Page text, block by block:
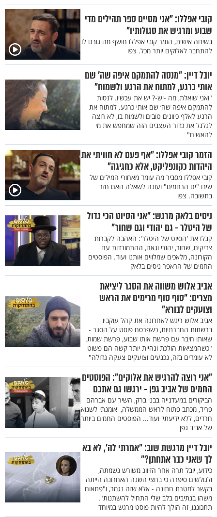
קובי אפללו: "אני מסיים ספר תהילים מדי
שבוע ומרגיש את סגולותיו"
בשיחה אישית, הזמר קובי אפללו חושף מה גורם לו
להתחבר לאלוקים יותר מכל. צפו
יובל דיין: "מנסה להתמקם איפה שה’ שם
אותי כרגע, למתוח את הרגע ולשמוח"
"ואני שואלת, מה -יש-? יש את עכשיו. לנסות
להתמקם איפה שה׳ שם אותי כרגע. למתוח את
הרגע לאלף כיוונים טובים ולשמוח בו, לא רוצה
לגלגל את כדור העצבים הזה שמחפש את מי
להאשים"
הזמר קובי אפללו: "אף פעם לא חוויתי את
היהדות כקונפליקט, אלא כחגיגה"
קובי אפללו מסביר מה עומד מאחורי המילים של
שירו "ים הרחמים" ועונה לשאלה האם חזר
בתשובה. צפו
ניסים בלאק מרגש: "אני הסיוט הכי גדול
של היטלר - גם יהודי וגם שחור"
קבלו את 'הסיוט של היטלר': האהבה לקברות
צדיקים, שחור, יהודי וגאה, ההתמודדות עם
הקורונה, מלאכים שמלווים אותנו ועוד. הפוסטים
החמים של הראפר ניסים בלאק
אביב אלוש משווה את הסגר ליציאת
מצרים: "סוף סוף מרימים את הראש
וצועקים לבורא"
אביב אלוש ריגש לאחרונה את קהל עוקביו
ברשתות החברתיות, כשפרסם פוסט על הסגר -
שאותו חיבר עם פרשת אותו שבוע, פרשת שמות.
"כשהמציאות הולכת ונהיית יותר קשה הם פשוט
לא עומדים בזה, נכנעים וצועקים צעקה גדולה"
"אני רוצה להרגיש את אלוקים": הפוסטים
החמים של אביב גפן - ירגשו גם אתכם
הביקורים במעדנייה בבני ברק, השיר עם אברהם
פריד, מכתב פתוח לראש הממשלה, 'אומנתי לשנוא
חרדים, ללא ידיעתי' ועוד... הפוסטים החמים ביותר
של אביב גפן
יובל דיין מרגשת שוב: "אמרתי לה’, לא בא
לך שאני כבר אתחתן?"
כידוע, יובל תרה אחר הזיווג משורש נשמתה,
ולגולשים סיפרה כי בחצי השנה האחרונה הייתה
בקשר למטרת חתונה - אלא שזה נגמר, ו"פתאום
משהו בנתיבים בלב שלי התחיל להשתנות".
תתכוננו, זה הולך להיות פוסט מרגש במיוחד